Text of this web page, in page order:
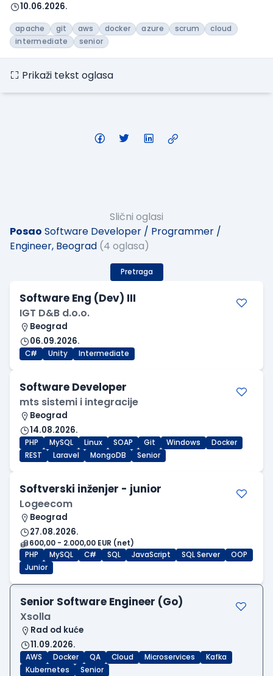
10.06.2026.
apache git aws docker azure scrum
cloud
intermediate
senior
Prikaži tekst oglasa
Slični oglasi
Posao Software Developer / Programmer /
Engineer, Beograd (4 oglasa)
Pretraga
Software Eng (Dev) III
IGT D&B d.o.o.
Beograd
06.09.2026.
C# Unity Intermediate
Software Developer
mts sistemi i integracije
Beograd
14.08.2026.
PHP MySQL Linux SOAP Git Windows
Docker
REST
Laravel MongoDB Senior
Softverski inženjer - junior
Logeecom
Beograd
27.08.2026.
600,00 - 2.000,00 EUR (net)
PHP
MySQL C# SQL JavaScript SQL Server
OOP
Junior
Senior Software Engineer (Go)
Xsolla
Rad od kuće
11.09.2026.
AWS Docker QA Cloud Microservices
Kafka
Kubernetes
Senior